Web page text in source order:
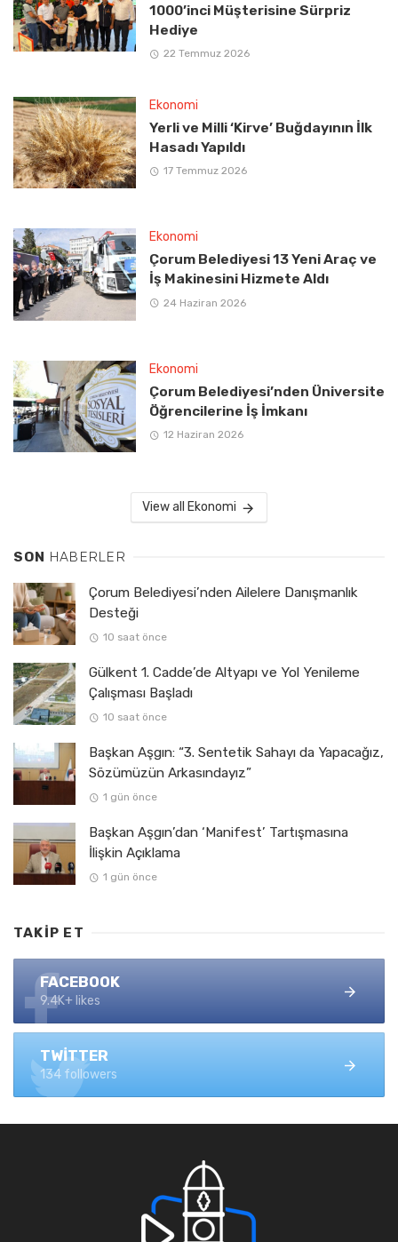
1000’inci Müşterisine Sürpriz
Hediye
22 Temmuz 2026
Ekonomi
Yerli ve Milli ‘Kirve’ Buğdayının İlk
Hasadı Yapıldı
17 Temmuz 2026
Ekonomi
Çorum Belediyesi 13 Yeni Araç ve
İş Makinesini Hizmete Aldı
24 Haziran 2026
Ekonomi
Çorum Belediyesi’nden Üniversite
Öğrencilerine İş İmkanı
12 Haziran 2026
View all Ekonomi
SON HABERLER
Çorum Belediyesi’nden Ailelere Danışmanlık
Desteği
10 saat önce
Gülkent 1. Cadde’de Altyapı ve Yol Yenileme
Çalışması Başladı
10 saat önce
Başkan Aşgın: “3. Sentetik Sahayı da Yapacağız,
Sözümüzün Arkasındayız”
1 gün önce
Başkan Aşgın’dan ‘Manifest’ Tartışmasına
İlişkin Açıklama
1 gün önce
TAKIP ET
FACEBOOK
9.4K+ likes
TWITTER
134 followers